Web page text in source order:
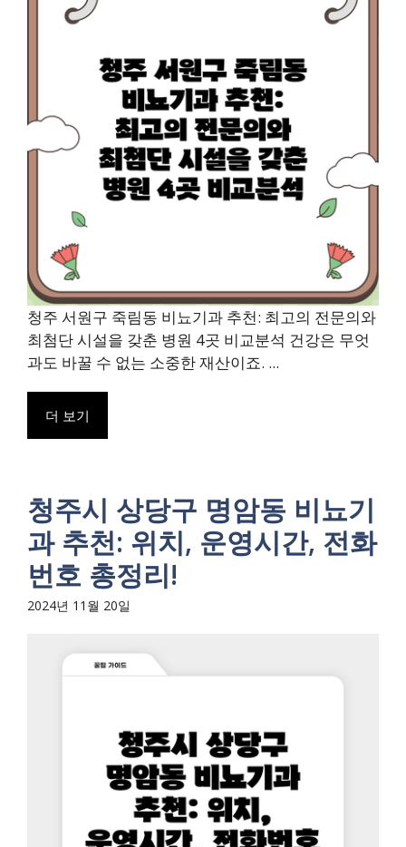
청주 서원구 죽림동 비뇨기과 추천: 최고의 전문의와
최첨단 시설을 갖춘 병원 4곳 비교분석 건강은 무엇
과도 바꿀 수 없는 소중한 재산이죠. ...
더 보기
청주시 상당구 명암동 비뇨기
과 추천: 위치, 운영시간, 전화
번호 총정리!
2024년 11월 20일